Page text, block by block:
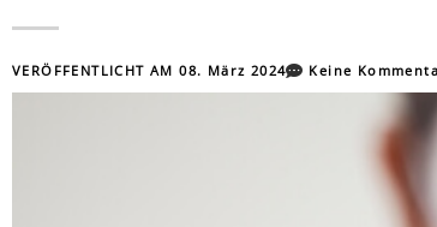
VERÖFFENTLICHT AM08. März 2024 Keine